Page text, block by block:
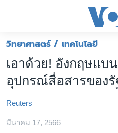
ต่อ
ไป
เนื้อหา
ข้าม
ไป
โลก
เอเชีย
สหรัฐฯ
ไทย
วิทยาศาสตร์ / เทคโนโลยี
เอาด้วย! อังกฤษแบ
อุปกรณ์สื่อสารของรั
Reuters
มีนาคม 17, 2566